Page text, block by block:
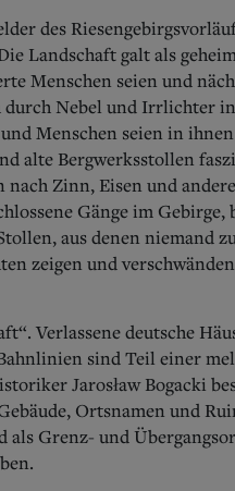
des
Landschaft galt als
Menschen seien und
Nebel und Irrlichter
Menschen seien in
alte Bergwerksstollen
Zinn, Eisen und
Gänge im
aus denen niemand
zeigen und
Verlassene deutsche
sind Teil einer
Jarosław Bogacki
Ortsnamen und
Grenz- und